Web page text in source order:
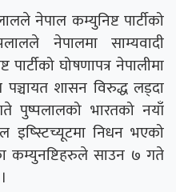
नेपाल कम्युनिष्ट पार्टीको
नेपालमा साम्यवादी
पार्टीको घोषणापत्र नेपालीमा
शासन विरुद्ध लड्दा
भारतको नयाँ
इष्स्टिच्यूटमा निधन भएको
कम्युनष्टिहरुले साउन ७ गते